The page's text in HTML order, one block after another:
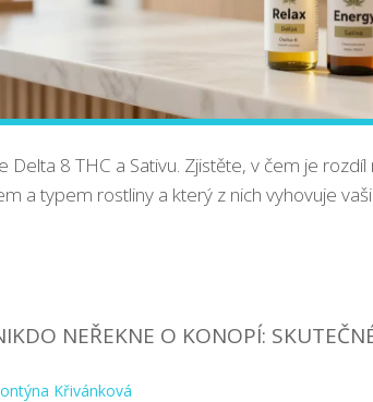
Delta 8 THC a Sativu. Zjistěte, v čem je
a typem rostliny a který z nich vyhovuje
NEŘEKNE O KONOPÍ:
Křivánková